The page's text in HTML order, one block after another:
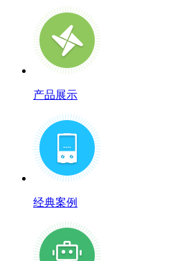
产品展示
经典案例